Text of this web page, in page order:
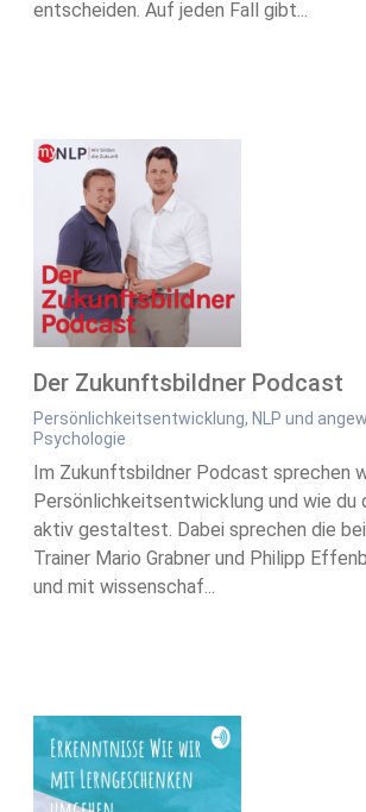
entscheiden. Auf jeden Fall gibt...
Der Zukunftsbildner Podcast
Persönlichkeitsentwicklung, NLP und
Psychologie
Im Zukunftsbildner Podcast sprechen
Persönlichkeitsentwicklung und wie du
aktiv gestaltest. Dabei sprechen die
Trainer Mario Grabner und Philipp
und mit wissenschaf...